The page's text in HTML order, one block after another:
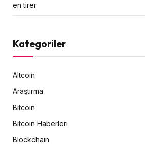
en tirer
Kategoriler
Altcoin
Araştırma
Bitcoin
Bitcoin Haberleri
Blockchain